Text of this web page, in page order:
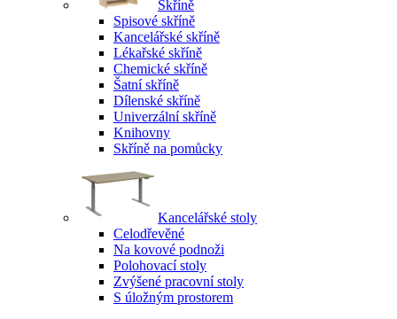
Skříně
Spisové skříně
Kancelářské skříně
Lékařské skříně
Chemické skříně
Šatní skříně
Dílenské skříně
Univerzální skříně
Knihovny
Skříně na pomůcky
Kancelářské stoly
Celodřevěné
Na kovové podnoži
Polohovací stoly
Zvýšené pracovní stoly
S úložným prostorem